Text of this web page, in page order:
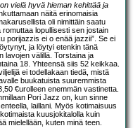
vielä hyvä hieman kehittää ja
näitä erinomaisia
oli nimittäin saatu
lopullisesti sen jostain
porijazzis ei o enää jazzii”. Se ei
ja löytyi etenkin tänä
lavojen välillä. Torstaina ja
18. Yhteensä siis 52 keikkaa.
ei todellakaan tiedä, mistä
buukatuista suuremmista
€urolleen enemmän vastinetta.
Pori Jazz on, kun sinne
laillani. Myös kotimaisuus
kuusjokitalolla kuin
mielellään, kuten minä teen.